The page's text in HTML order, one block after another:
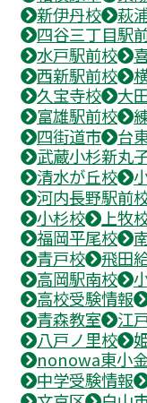
新伊丹校
萩
四谷三丁目駅
水戸駅前校
西新駅前校
久宝寺校
大
富雄駅前校
四街道市
台
武蔵小杉新丸
清水が丘校
河内長野駅前
小杉校
上牧
福岡平尾校
青戸校
飛田
高岡駅南校
高校受験情報
青森教室
江
八戸ノ里校
nonowa東小
中学受験情報